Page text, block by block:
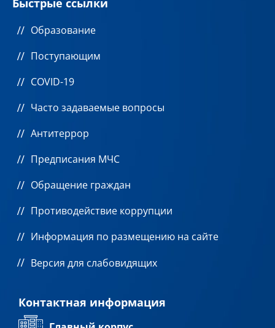
Образование
Поступающим
COVID-19
Часто задаваемые вопросы
Антитеррор
Предписания МЧС
Обращение граждан
Противодействие коррупции
Информация по размещению на сайте
Версия для слабовидящих
Контактная информация